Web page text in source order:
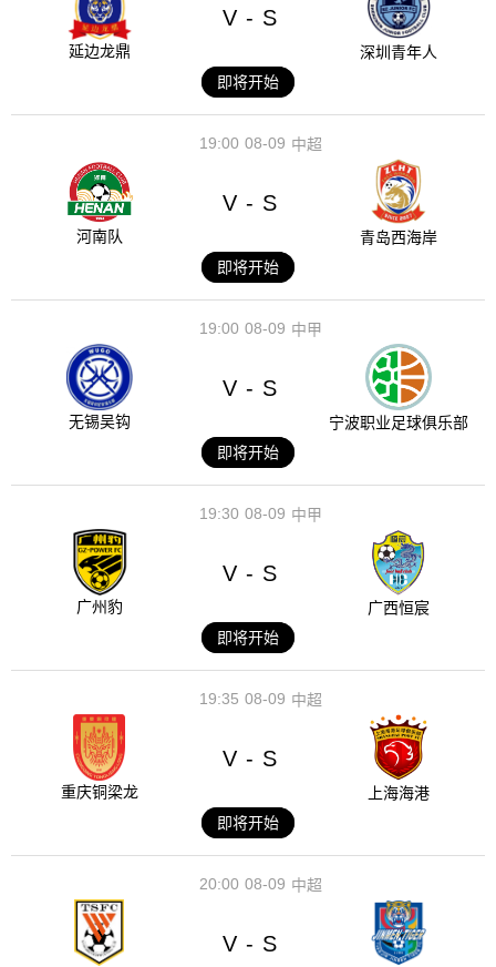
延边龙鼎
V - S
深圳青年人
即将开始
08-09
19:00 中超
河南队
V - S
青岛西海岸
即将开始
08-09
19:00 中甲
无锡吴钩
V - S
宁波职业足球俱乐部
即将开始
08-09
19:30 中甲
广州豹
V - S
广西恒宸
即将开始
08-09
19:35 中超
重庆铜梁龙
V - S
上海海港
即将开始
08-09
20:00 中超
V - S